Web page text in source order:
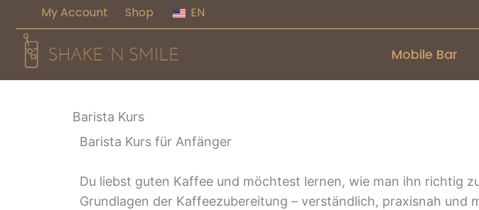
Inhalt
springen
My Account Shop EN
Mobile Bar
Barista Kurs
Barista Kurs für Anfänger
Du liebst guten Kaffee und möchtest lernen, wie man ihn richtig
Grundlagen der Kaffeezubereitung – verständlich, praxisnah und